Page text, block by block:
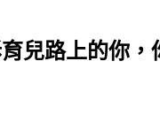
兒路上的你